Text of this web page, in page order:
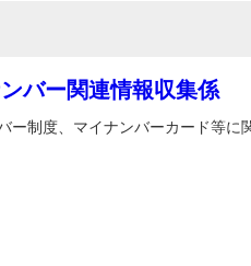
バー関連情報収集係
ー制度、マイナンバーカード等に